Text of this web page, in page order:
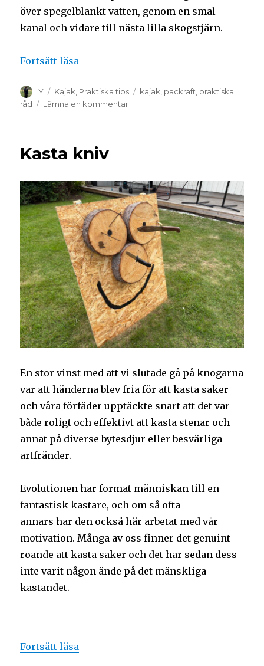
över spegelblankt vatten, genom en smal
kanal och vidare till nästa lilla skogstjärn.
Fortsätt läsa
Y Kajak Praktiska tips kajak packraft praktiska
råd
Lämna en kommentar
Kasta kniv
En stor vinst med att vi slutade gå på knogarna
var att händerna blev fria för att kasta saker
och våra förfäder upptäckte snart att det var
både roligt och effektivt att kasta stenar och
annat på diverse bytesdjur eller besvärliga
artfränder.
Evolutionen har format människan till en
fantastisk kastare, och om så ofta
annars har den också här arbetat med vår
motivation. Många av oss finner det genuint
roande att kasta saker och det har sedan dess
inte varit någon ände på det mänskliga
kastandet.
Fortsätt läsa